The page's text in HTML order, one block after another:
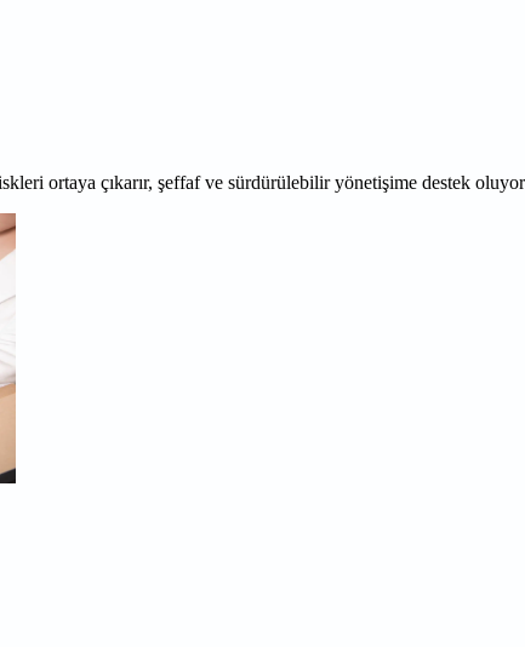
ortaya çıkarır, şeffaf ve sürdürülebilir yönetişime destek